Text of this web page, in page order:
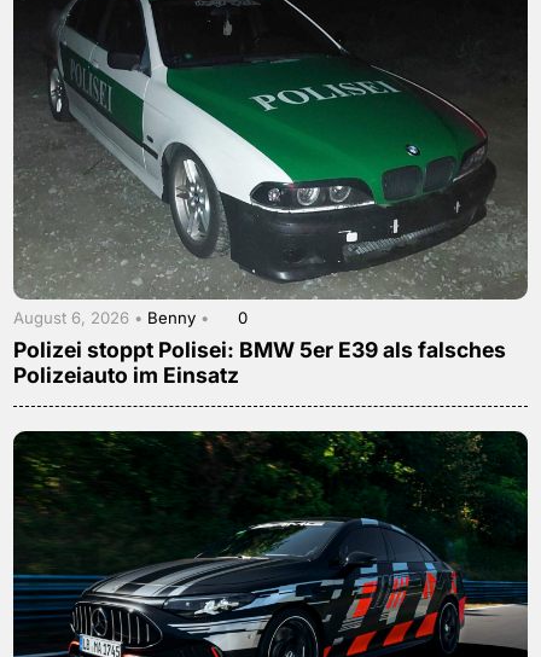
August 6, 2026 • Benny • 0
Polizei stoppt Polisei: BMW 5er E39 als falsches
Polizeiauto im Einsatz